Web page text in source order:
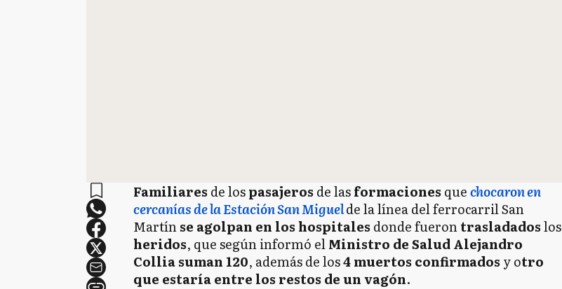
Familiares de lospasajeros de lasformaciones quechocaron en
cercanías de la Estación San Miguelde la línea delferrocarril San
Martínse agolpan en los hospitales donde fuerontrasladadoslos
heridos, que según informó elMinistro de Salud Alejandro
Collia suman 120, además de los4 muertos confirmados y otro
que estaría entre los restos de un vagón.